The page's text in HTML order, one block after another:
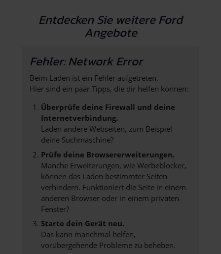
Entdecken Sie weitere Ford
Angebote
Fehler: Network Error
Beim Laden ist ein Fehler aufgetreten.
Hier sind ein paar Tipps, die dir helfen können:
Überprüfe deine Firewall und deine
Internetverbindung.
Laden andere Webseiten, zum Beispiel
deine Suchmaschine?
Prüfe deine Browsererweiterungen.
Manche Erweiterungen, wie Werbeblocker,
können das Laden bestimmter Seiten
verhindern. Funktioniert die Seite in einem
anderen Browser oder in einem privaten
Fenster?
Starte dein Gerät neu.
Das kann manchmal helfen,
vorübergehende Probleme zu beheben.